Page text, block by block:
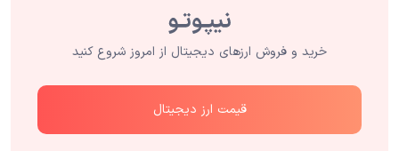
خرید و فروش ارزهای دیجیتال از امروز شروع کنید
قیمت ارز دیجیتال